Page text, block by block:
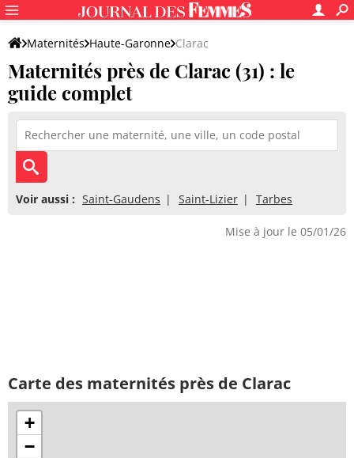
Maternités Haute-Garonne Clarac
Maternités près de Clarac (31) : le
guide complet
Voir aussi : Saint-Gaudens Saint-Lizier Tarbes
Mise à jour le 05/01/26
Carte des maternités près de Clarac
+
−